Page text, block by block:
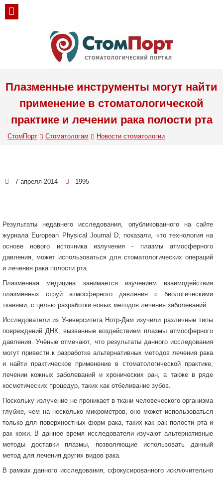
Плазменные инструменты могут найти
применение в стоматологической
практике и лечении рака полости рта
СтомПорт Стоматологам Новости стоматологии
7 апреля 2014 1995
Результаты недавнего исследования, опубликованного на сайте
журнала European Physical Journal D, показали, что технология на
основе нового источника излучения - плазмы атмосферного
давления, может использоваться для стоматологических операций
и лечения рака полости рта.
Плазменная медицина занимается изучением взаимодействия
плазменных струй атмосферного давления с биологическими
тканями, с целью разработки новых методов лечения заболеваний.
Исследователи из Университета Нотр-Дам изучили различные типы
повреждений ДНК, вызванные воздействием плазмы атмосферного
давления. Учёные отмечают, что результаты данного исследования
могут привести к разработке альтернативных методов лечения рака
и найти практическое применение в стоматологической практике,
лечении кожных заболеваний и хронических ран, а также в ряде
косметических процедур, таких как отбеливание зубов.
Поскольку излучение не проникает в ткани человеческого организма
глубже, чем на несколько микрометров, оно может использоваться
только для поверхностных форм рака, таких как рак полости рта и
рак кожи. В данное время исследователи изучают альтернативные
методы доставки плазмы, позволяющие использовать данный
метод для лечения других видов рака.
В рамках данного исследования, сфокусированного исключительно